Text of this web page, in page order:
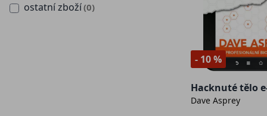
ostatní zboží(0)
- 10 %
Hacknuté tělo
Dave Asprey